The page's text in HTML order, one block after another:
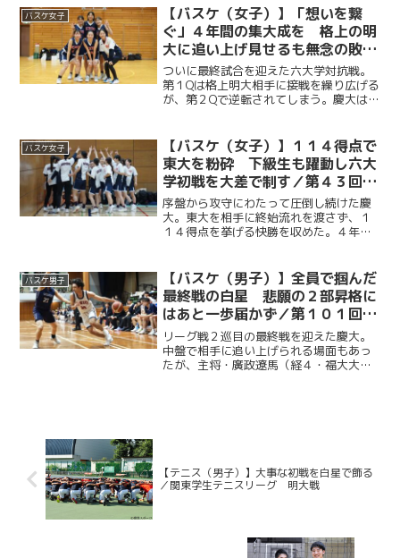
（商３・大垣北）を中心に、前半は攻守
ともに相手を圧倒する。後半...
バスケ女子
【バスケ（女子）】「想いを繋
ぐ」４年間の集大成を 格上の明
大に追い上げ見せるも無念の敗戦
／第４３回東京六大学女子バスケ
ットボール対抗戦
ついに最終試合を迎えた六大学対抗戦。
第１Qは格上明大相手に接戦を繰り広げる
が、第２Qで逆転されてしまう。慶大は河
しいディフェンスに終始苦しみ、６３
−８０で惜しくも敗れて...
バスケ女子
【バスケ（女子）】１１４得点で
東大を粉砕 下級生も躍動し六大
学初戦を大差で制す／第４３回東
京六大学女子バスケットボール対
抗戦 vs 東大
序盤から攻守にわたって圧倒し続けた慶
大。東大を相手に終始流れを渡さず、１
１４得点を挙げる快勝を収めた。４年生
子）、松岡優希乃（商２・都立国立）な
ど下級生も存在感を発揮。全員...
バスケ男子
【バスケ（男子）】全員で掴んだ
最終戦の白星 悲願の２部昇格に
はあと一歩届かず／第１０１回関
東大学バスケットボールリーグ戦
vs 学習院大
リーグ戦２巡目の最終戦を迎えた慶大。
中盤で相手に追い上げられる場面もあっ
たが、主将・廣政遼馬（経４・福大大
【テニス（男子）】大事な初戦を白星で飾る
／関東学生テニスリーグ 明大戦